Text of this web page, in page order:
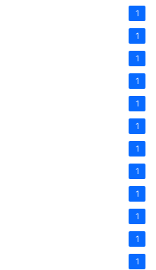
1
1
1
1
1
1
1
1
1
1
1
1